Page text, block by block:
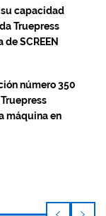
capacidad
Truepress
de SCREEN
número 350
máquina en